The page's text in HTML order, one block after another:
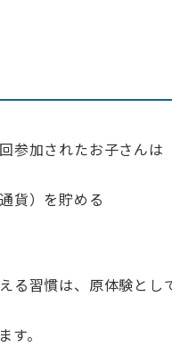
参加されたお子さんは
貨）を貯める
る習慣は、原体験と
。